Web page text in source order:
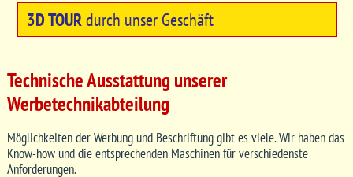
3D TOURdurch unser Geschäft
Technische Ausstattung unserer
Werbetechnikabteilung
Möglichkeiten der Werbung und Beschriftung gibt es viele. Wir haben das
Know-how und die entsprechenden Maschinen für verschiedenste
Anforderungen.